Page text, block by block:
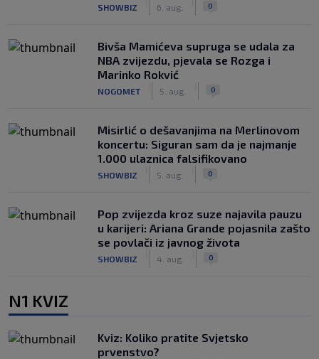
SHOWBIZ 6. aug. 0
Bivša Mamićeva supruga se udala za
NBA zvijezdu, pjevala se Rozga i
Marinko Rokvić
NOGOMET 5. aug. 0
Misirlić o dešavanjima na Merlinovom
koncertu: Siguran sam da je najmanje
1.000 ulaznica falsifikovano
SHOWBIZ 5. aug. 0
Pop zvijezda kroz suze najavila pauzu
u karijeri: Ariana Grande pojasnila zašto
se povlači iz javnog života
SHOWBIZ 4. aug. 0
N1 KVIZ
Kviz: Koliko pratite Svjetsko
prvenstvo?